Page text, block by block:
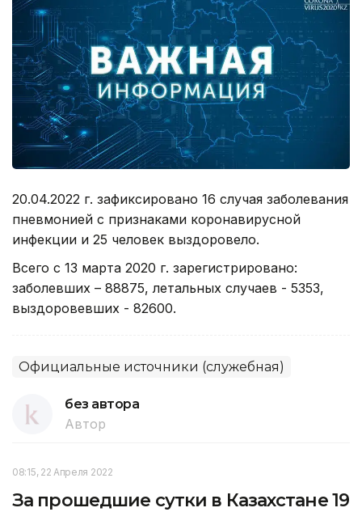
20.04.2022 г. зафиксировано 16 случая заболевания
пневмонией с признаками коронавирусной
инфекции и 25 человек выздоровело.
Всего с 13 марта 2020 г. зарегистрировано:
заболевших – 88875, летальных случаев - 5353,
выздоровевших - 82600.
Официальные источники (служебная)
без автора
Автор
08:15, 22 Апреля 2022
За прошедшие сутки в Казахстане 19